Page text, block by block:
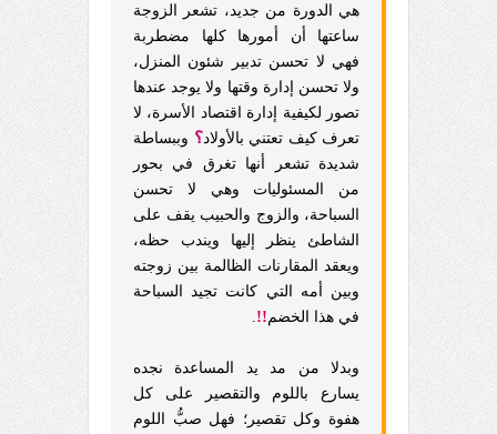
هي الدورة من جديد، تشعر الزوجة
ساعتها أن أمورها كلها مضطربة
فهي لا تحسن تدبير شئون المنزل،
ولا تحسن إدارة وقتها ولا يوجد عندها
تصور لكيفية إدارة اقتصاد الأسرة، لا
تعرف كيف تعتني بالأولاد؟ وببساطة
شديدة تشعر أنها تغرق في بحور
من المسئوليات وهي لا تحسن
السباحة، والزوج والحبيب يقف على
الشاطئ ينظر إليها ويندب حظه،
ويعقد المقارنات الظالمة بين زوجته
وبين أمه التي كانت تجيد السباحة
في هذا الخضم !!
وبدلا من مد يد المساعدة نجده
يسارع باللوم والتقصير على كل
هفوة وكل تقصير؛ فهل صبُّ اللوم